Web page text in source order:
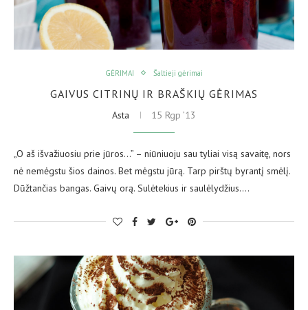
GĖRIMAI Šaltieji gėrimai
GAIVUS CITRINŲ IR BRAŠKIŲ GĖRIMAS
Asta 15 Rgp ’13
„O aš išvažiuosiu prie jūros…” – niūniuoju sau tyliai visą savaitę, nors
nė nemėgstu šios dainos. Bet mėgstu jūrą. Tarp pirštų byrantį smėlį.
Dūžtančias bangas. Gaivų orą. Sulėtekius ir saulėlydžius.…